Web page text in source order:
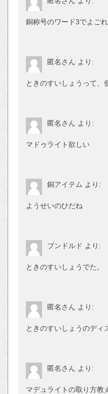
銅称号のワード3でよご
匿名さん より:
ときのすいしょうって、
匿名さん より:
マドゥライト欲しい
銅アイテム より:
ようせいのひだね
ブンドルド より:
ときのすいしょうでた。
匿名さん より:
ときのすいしょうのディ
匿名さん より:
マデュライトの取り方教